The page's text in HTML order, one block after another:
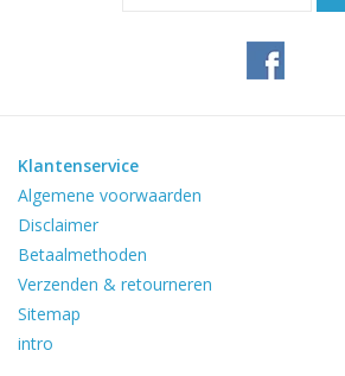
Klantenservice
Algemene voorwaarden
Disclaimer
Betaalmethoden
Verzenden & retourneren
Sitemap
intro